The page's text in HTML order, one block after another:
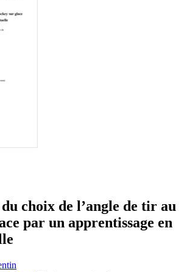
choix de l’angle de tir au
par un apprentissage en